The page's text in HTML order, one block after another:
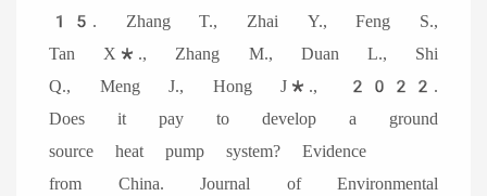
15. Zhang T., Zhai Y., Feng S.,
Tan X*., Zhang M., Duan L., Shi
Q., Meng J., Hong J*., 2022.
Does it pay to develop a ground
source heat pump system? Evidence
from China. Journal of Environmental